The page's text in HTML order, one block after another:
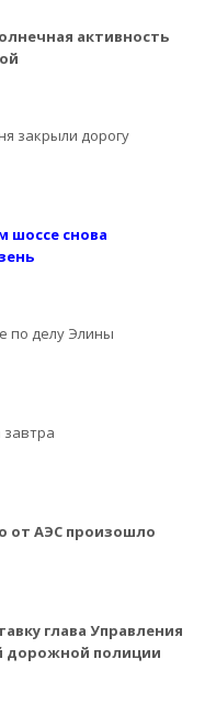
активность
закрыли дорогу
шоссе снова
по делу Элины
от АЭС произошло
глава Управления
дорожной полиции